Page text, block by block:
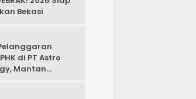
Bekasi
di PT Astro
Mantan